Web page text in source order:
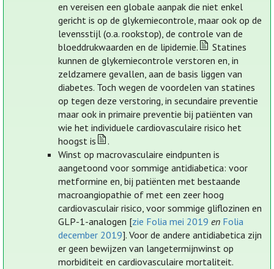
en vereisen een globale aanpak die niet enkel
gericht is op de glykemiecontrole, maar ook op de
levensstijl (o.a. rookstop), de controle van de
bloeddrukwaarden en de lipidemie.
Statines
kunnen de glykemiecontrole verstoren en, in
zeldzamere gevallen, aan de basis liggen van
diabetes. Toch wegen de voordelen van statines
op tegen deze verstoring, in secundaire preventie
maar ook in primaire preventie bij patiënten van
wie het individuele cardiovasculaire risico het
hoogst is
.
Winst op macrovasculaire eindpunten is
aangetoond voor sommige antidiabetica: voor
metformine en, bij patiënten met bestaande
macroangiopathie of met een zeer hoog
cardiovasculair risico, voor sommige gliflozinen en
GLP-1-analogen [zie Folia mei 2019 en Folia
december 2019]. Voor de andere antidiabetica zijn
er geen bewijzen van langetermijnwinst op
morbiditeit en cardiovasculaire mortaliteit.